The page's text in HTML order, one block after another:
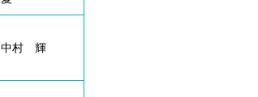
中村 輝